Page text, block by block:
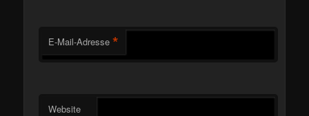
E-Mail-Adresse *
Website